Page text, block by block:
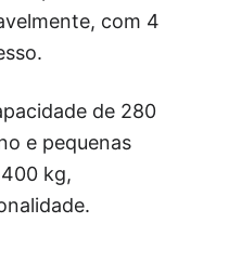
com 4
de 280
e pequenas
kg,